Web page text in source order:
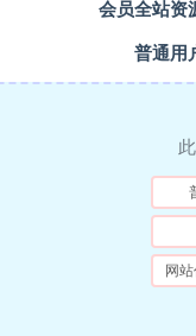
会员全站资
普通用
网